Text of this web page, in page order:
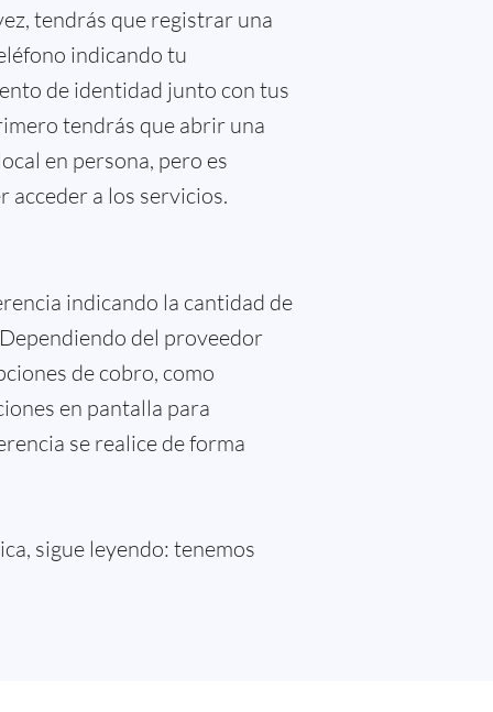
tendrás que registrar una
indicando tu
de identidad junto con tus
tendrás que abrir una
en persona, pero es
acceder a los servicios.
indicando la cantidad de
del proveedor
de cobro, como
en pantalla para
se realice de forma
sigue leyendo: tenemos